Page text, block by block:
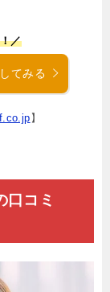
／
てみる
】
口コミ